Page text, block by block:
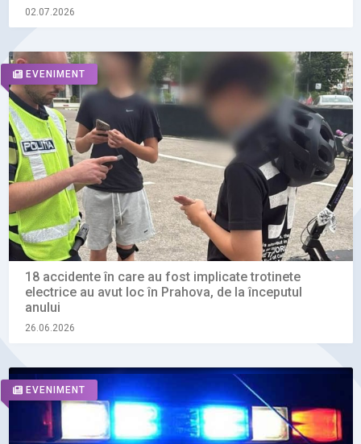
02.07.2026
EVENIMENT
18 accidente în care au fost implicate trotinete
electrice au avut loc în Prahova, de la începutul
anului
26.06.2026
EVENIMENT